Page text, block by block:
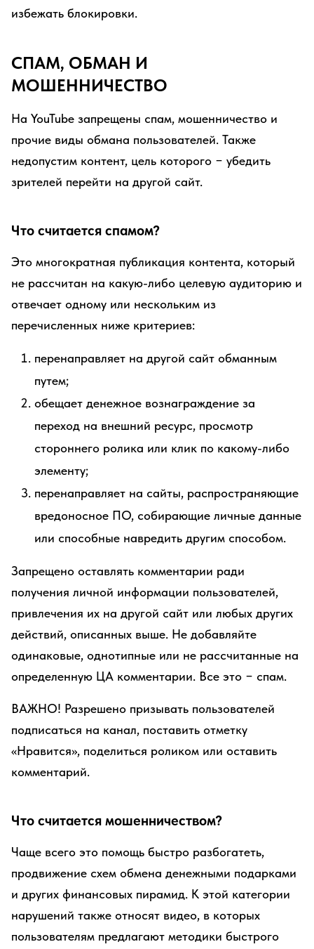
избежать блокировки.
СПАМ, ОБМАН И
МОШЕННИЧЕСТВО
На YouTube запрещены спам, мошенничество и
прочие виды обмана пользователей. Также
недопустим контент, цель которого − убедить
зрителей перейти на другой сайт.
Что считается спамом?
Это многократная публикация контента, который
не рассчитан на какую-либо целевую аудиторию и
отвечает одному или нескольким из
перечисленных ниже критериев:
перенаправляет на другой сайт обманным
путем;
обещает денежное вознаграждение за
переход на внешний ресурс, просмотр
стороннего ролика или клик по какому-либо
элементу;
перенаправляет на сайты, распространяющие
вредоносное ПО, собирающие личные данные
или способные навредить другим способом.
Запрещено оставлять комментарии ради
получения личной информации пользователей,
привлечения их на другой сайт или любых других
действий, описанных выше. Не добавляйте
одинаковые, однотипные или не рассчитанные на
определенную ЦА комментарии. Все это − спам.
ВАЖНО! Разрешено призывать пользователей
подписаться на канал, поставить отметку
«Нравится», поделиться роликом или оставить
комментарий.
Что считается мошенничеством?
Чаще всего это помощь быстро разбогатеть,
продвижение схем обмена денежными подарками
и других финансовых пирамид. К этой категории
нарушений также относят видео, в которых
пользователям предлагают методики быстрого